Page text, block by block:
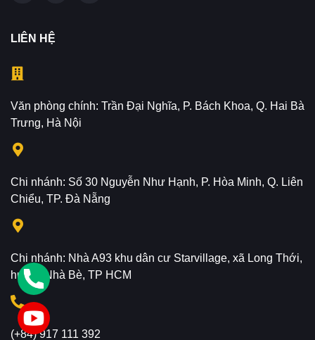
LIÊN HỆ
Văn phòng chính: Trần Đại Nghĩa, P. Bách Khoa, Q. Hai Bà
Trưng, Hà Nội
Chi nhánh: Số 30 Nguyễn Như Hạnh, P. Hòa Minh, Q. Liên
Chiểu, TP. Đà Nẵng
Chi nhánh: Nhà A93 khu dân cư Starvillage, xã Long Thới,
huyện Nhà Bè, TP HCM
(+84) 917 111 392